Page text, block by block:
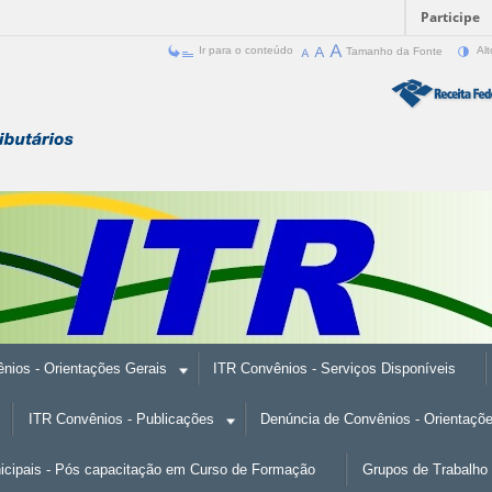
Participe
Ir para o conteúdo Tamanho da Fonte
- Orientações Gerais ITR Convênios - Serviços Disponíveis
ITR Convênios - Publicações Denúncia de Convênios -
- Pós capacitação em Curso de Formação Grupos de Trabalho